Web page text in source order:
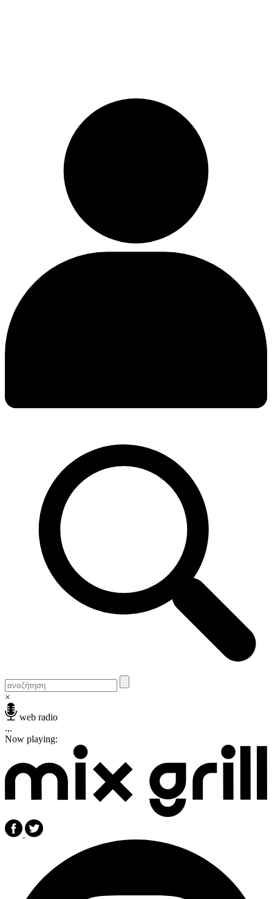
×
web radio
.,.
Now playing: